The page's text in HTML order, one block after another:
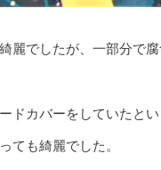
麗でしたが、一部分で腐
ドカバーをしていたとい
ても綺麗でした。